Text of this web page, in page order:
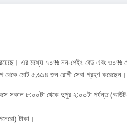
রয়েছে। এর মধ্যে ৭০% নন-পেইং বেড এবং ৩০%
থেকে মোট ৫,৬১৪ জন রোগী সেবা গ্রহণ করেছেন।
সকাল ৮:০০টা থেকে দুপুর ২:০০টা পর্যন্ত
টাকা।